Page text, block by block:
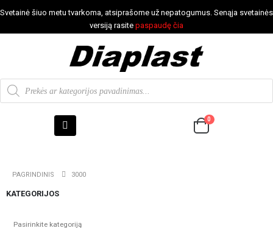
Svetainė šiuo metu tvarkoma, atsiprašome už nepatogumus. Senąja svetainės
versiją rasite paspaudę čia
0
PAGRINDINIS 3000
KATEGORIJOS